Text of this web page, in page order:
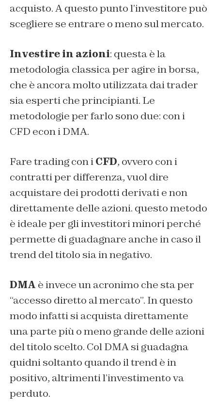
acquisto. A questo punto l’investitore può
scegliere se entrare o meno sul mercato.
Investire in azioni: questa è la
metodologia classica per agire in borsa,
che è ancora molto utilizzata dai trader
sia esperti che principianti. Le
metodologie per farlo sono due: con i
CFD econ i DMA.
Fare trading con iCFD, ovvero con i
contratti per differenza, vuol dire
acquistare dei prodotti derivati e non
direttamente delle azioni. questo metodo
è ideale per gli investitori minori perché
permette di guadagnare anche in caso il
trend del titolo sia in negativo.
DMA è invece un acronimo che sta per
“accesso diretto al mercato”. In questo
modo infatti si acquista direttamente
una parte più o meno grande delle azioni
del titolo scelto. Col DMA si guadagna
quidni soltanto quando il trend è in
positivo, altrimenti l’investimento va
perduto.